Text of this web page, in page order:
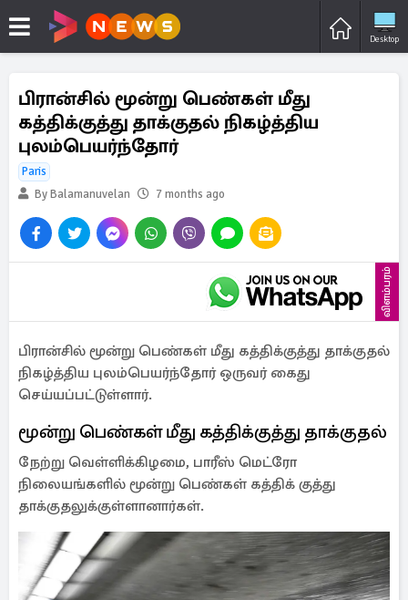
Desktop
பிரான்சில் மூன்று பெண்கள் மீது
கத்திக்குத்து தாக்குதல் நிகழ்த்திய
புலம்பெயர்ந்தோர்
Paris
By Balamanuvelan
7 months ago
விளம்பரம்
பிரான்சில் மூன்று பெண்கள் மீது கத்திக்குத்து தாக்குதல்
நிகழ்த்திய புலம்பெயர்ந்தோர் ஒருவர் கைது
செய்யப்பட்டுள்ளார்.
மூன்று பெண்கள் மீது கத்திக்குத்து தாக்குதல்
நேற்று வெள்ளிக்கிழமை, பாரீஸ் மெட்ரோ
நிலையங்களில் மூன்று பெண்கள் கத்திக் குத்து
தாக்குதலுக்குள்ளானார்கள்.